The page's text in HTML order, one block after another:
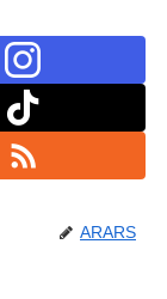
ARARS